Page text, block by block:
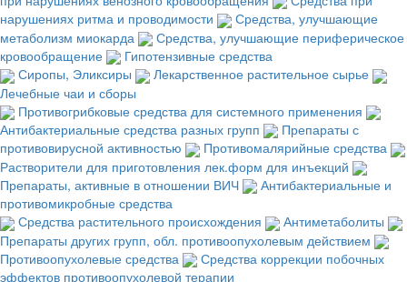
нарушениях ритма и проводимости
Средства, улучшающие
метаболизм миокарда
Средства, улучшающие периферическое
кровообращение
Гипотензивные средства
Сиропы, Эликсиры
Лекарственное растительное сырье
Лечебные чаи и сборы
Противогрибковые средства для системного применения
Антибактериальные средства разных групп
Препараты с
противовирусной активностью
Противомалярийные средства
Растворители для приготовления лек.форм для инъекций
Препараты, активные в отношении ВИЧ
Антибактериальные и
противомикробные средства
Средства растительного происхождения
Антиметаболиты
Препараты других групп, обл. противоопухолевым действием
Противоопухолевые средства
Средства коррекции побочных
эффектов противоопухолевой терапии